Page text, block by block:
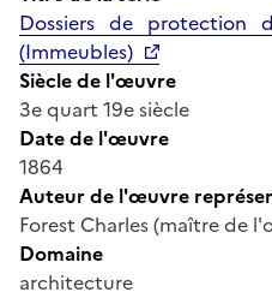
Dossiers de protection
(Immeubles)
Siècle de l'œuvre
3e quart 19e siècle
Date de l'œuvre
1864
Auteur de l'œuvre
Forest Charles (maître de
Domaine
architecture